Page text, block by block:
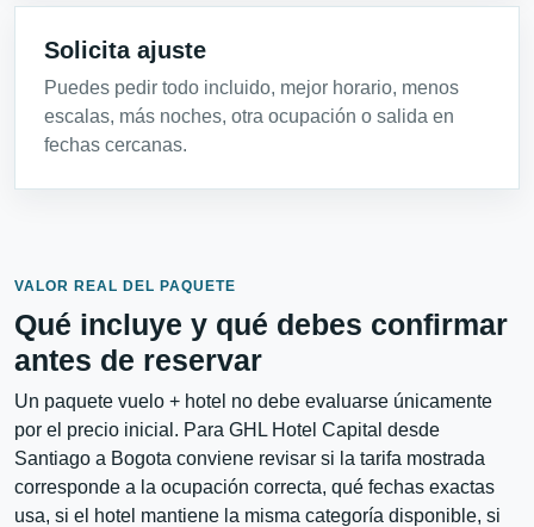
Solicita ajuste
Puedes pedir todo incluido, mejor horario, menos
escalas, más noches, otra ocupación o salida en
fechas cercanas.
VALOR REAL DEL PAQUETE
Qué incluye y qué debes confirmar
antes de reservar
Un paquete vuelo + hotel no debe evaluarse únicamente
por el precio inicial. Para GHL Hotel Capital desde
Santiago a Bogota conviene revisar si la tarifa mostrada
corresponde a la ocupación correcta, qué fechas exactas
usa, si el hotel mantiene la misma categoría disponible, si